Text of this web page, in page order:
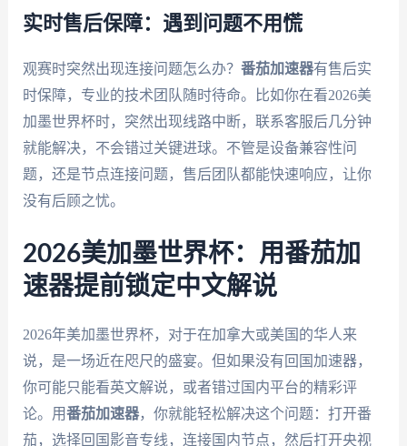
实时售后保障：遇到问题不用慌
观赛时突然出现连接问题怎么办？ 番茄加速器有售后实
时保障，专业的技术团队随时待命。比如你在看2026美
加墨世界杯时，突然出现线路中断，联系客服后几分钟
就能解决，不会错过关键进球。不管是设备兼容性问
题，还是节点连接问题，售后团队都能快速响应，让你
没有后顾之忧。
2026美加墨世界杯：用番茄加
速器提前锁定中文解说
2026年美加墨世界杯，对于在加拿大或美国的华人来
说，是一场近在咫尺的盛宴。但如果没有回国加速器，
你可能只能看英文解说，或者错过国内平台的精彩评
论。用番茄加速器，你就能轻松解决这个问题：打开番
茄，选择回国影音专线，连接国内节点，然后打开央视